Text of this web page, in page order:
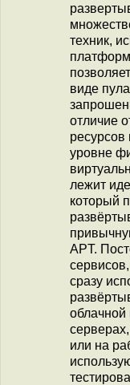
техник,
виде
отличие
ресурсов
уровне
лежит
который
APT.
сразу
облачной
или на